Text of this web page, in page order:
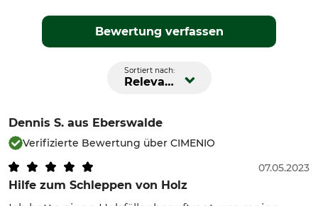
Bewertung verfassen
Sortiert nach:
Relevanz
Dennis S. aus Eberswalde
Verifizierte Bewertung über CIMENIO
Hilfe zum Schleppen von Holz
07.05.2023